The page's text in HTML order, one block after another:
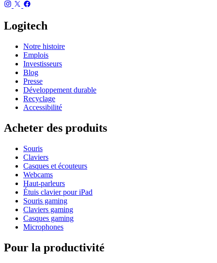
Logitech
Notre histoire
Emplois
Investisseurs
Blog
Presse
Développement durable
Recyclage
Accessibilité
Acheter des produits
Souris
Claviers
Casques et écouteurs
Webcams
Haut-parleurs
Étuis clavier pour iPad
Souris gaming
Claviers gaming
Casques gaming
Microphones
Pour la productivité